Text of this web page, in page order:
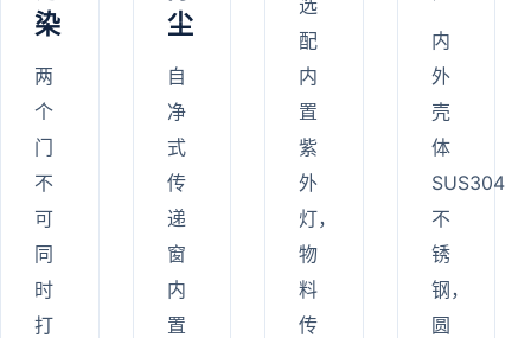
染
两
个
门
不
可
同
时
打
尘
自
净
式
传
递
窗
内
置
选
配
内
置
紫
外
灯，
物
料
传
内
外
壳
体
SUS304
不
锈
钢，
圆